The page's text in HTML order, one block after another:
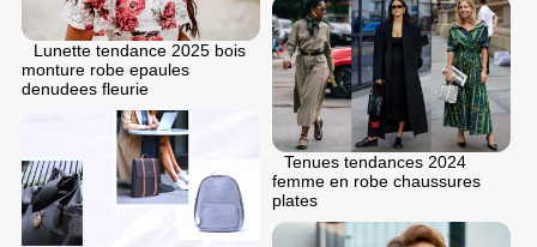
Lunette tendance 2025 bois
monture robe epaules
denudees fleurie
Tenues tendances 2024
femme en robe chaussures
plates